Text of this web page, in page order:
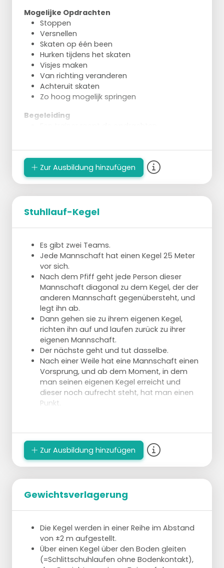
Mogelijke Opdrachten
Stoppen
Versnellen
Skaten op één been
Hurken tijdens het skaten
Visjes maken
Van richting veranderen
Achteruit skaten
Zo hoog mogelijk springen
Begeleiding
Zur Ausbildung hinzufügen
Stuhllauf-Kegel
Es gibt zwei Teams.
Jede Mannschaft hat einen Kegel 25 Meter
vor sich.
Nach dem Pfiff geht jede Person dieser
Mannschaft diagonal zu dem Kegel, der der
anderen Mannschaft gegenübersteht, und
legt ihn ab.
Dann gehen sie zu ihrem eigenen Kegel,
richten ihn auf und laufen zurück zu ihrer
eigenen Mannschaft.
Der nächste geht und tut dasselbe.
Nach einer Weile hat eine Mannschaft einen
Vorsprung, und ab dem Moment, in dem
man seinen eigenen Kegel erreicht und
dieser noch aufrecht steht, hat man einen
Punkt.
Zur Ausbildung hinzufügen
Gewichtsverlagerung
Die Kegel werden in einer Reihe im Abstand
von ±2 m aufgestellt.
Über einen Kegel über den Boden gleiten
(=Schlittschuhlaufen ohne Bodenkontakt),